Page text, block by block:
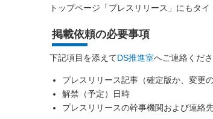
トップページ「プレスリリース」にもタイ
掲載依頼の必要事項
下記項目を添えてDS推進室へご連絡くださ
プレスリリース記事（確定版か、変更
解禁（予定）日時
プレスリリースの幹事機関および連絡